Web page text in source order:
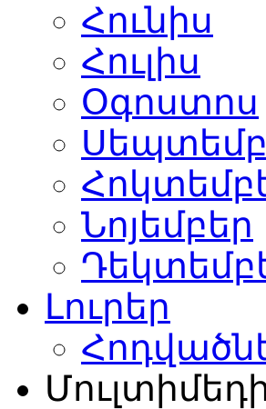
Հունիս
Հուլիս
Օգոստոս
Նոյեմբեր
Լուրեր